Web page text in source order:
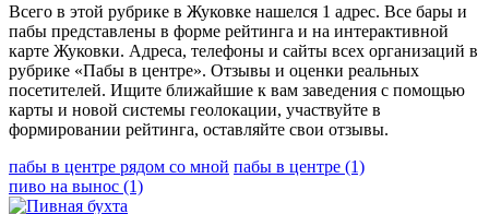
Всего в этой рубрике в Жуковке нашелся 1 адрес. Все бары и
пабы представлены в форме рейтинга и на интерактивной
карте Жуковки. Адреса, телефоны и сайты всех организаций в
рубрике «Пабы в центре». Отзывы и оценки реальных
посетителей. Ищите ближайшие к вам заведения с помощью
карты и новой системы геолокации, участвуйте в
формировании рейтинга, оставляйте свои отзывы.
пабы в центре рядом со мной пабы в центре (1)
пиво на вынос (1)